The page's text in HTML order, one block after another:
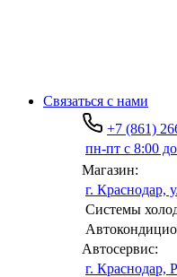
Связаться с нами
+7 (861)
пн-пт с 8:00
Магазин:
г. Краснодар,
Системы
Автосервис:
г. Краснодар,